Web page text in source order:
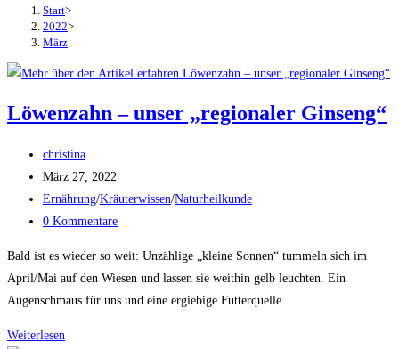
Start>
2022>
März
Löwenzahn – unser „regionaler Ginseng“
Beitrags-
Autor:
christina
Beitrag
veröffentlicht:
März 27, 2022
Beitrags-
Kategorie:
Ernährung/Kräuterwissen/Naturheilkunde
Beitrags-
0 Kommentare
Bald ist es wieder so weit: Unzählige „kleine Sonnen“ tummeln sich im
April/Mai auf den Wiesen und lassen sie weithin gelb leuchten. Ein
Augenschmaus für uns und eine ergiebige Futterquelle…
Weiterlesen